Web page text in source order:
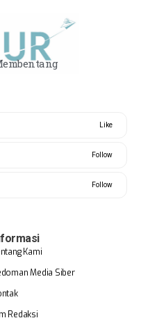
Like
Follow
Follow
Kami
Media Siber
Redaksi